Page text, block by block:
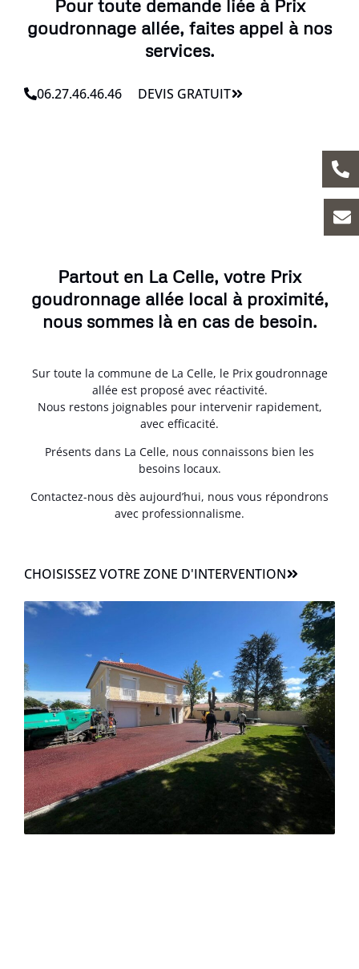
Pour toute demande liée à Prix
goudronnage allée, faites appel à nos
services.
06.27.46.46.46 DEVIS GRATUIT
Partout en La Celle, votre Prix
goudronnage allée local à proximité,
nous sommes là en cas de besoin.
Sur toute la commune de La Celle, le Prix goudronnage
allée est proposé avec réactivité.
Nous restons joignables pour intervenir rapidement,
avec efficacité.
Présents dans La Celle, nous connaissons bien les
besoins locaux.
Contactez-nous dès aujourd’hui, nous vous répondrons
avec professionnalisme.
CHOISISSEZ VOTRE ZONE D'INTERVENTION